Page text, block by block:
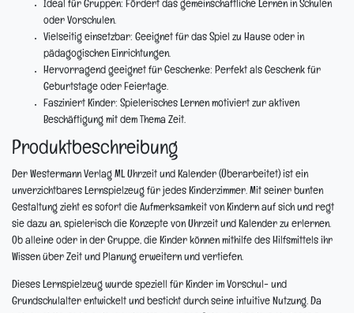
Ideal für Gruppen: Fördert das gemeinschaftliche Lernen in Schulen
oder Vorschulen.
Vielseitig einsetzbar: Geeignet für das Spiel zu Hause oder in
pädagogischen Einrichtungen.
Hervorragend geeignet für Geschenke: Perfekt als Geschenk für
Geburtstage oder Feiertage.
Fasziniert Kinder: Spielerisches Lernen motiviert zur aktiven
Beschäftigung mit dem Thema Zeit.
Produktbeschreibung
Der Westermann Verlag ML Uhrzeit und Kalender (Überarbeitet) ist ein
unverzichtbares Lernspielzeug für jedes Kinderzimmer. Mit seiner bunten
Gestaltung zieht es sofort die Aufmerksamkeit von Kindern auf sich und regt
sie dazu an, spielerisch die Konzepte von Uhrzeit und Kalender zu erlernen.
Ob alleine oder in der Gruppe, die Kinder können mithilfe des Hilfsmittels ihr
Wissen über Zeit und Planung erweitern und vertiefen.
Dieses Lernspielzeug wurde speziell für Kinder im Vorschul- und
Grundschulalter entwickelt und besticht durch seine intuitive Nutzung. Da